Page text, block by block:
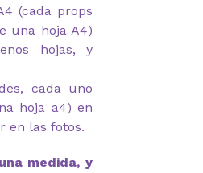
(cada props
una hoja A4)
hojas, y
cada uno
hoja a4) en
en las fotos.
medida, y